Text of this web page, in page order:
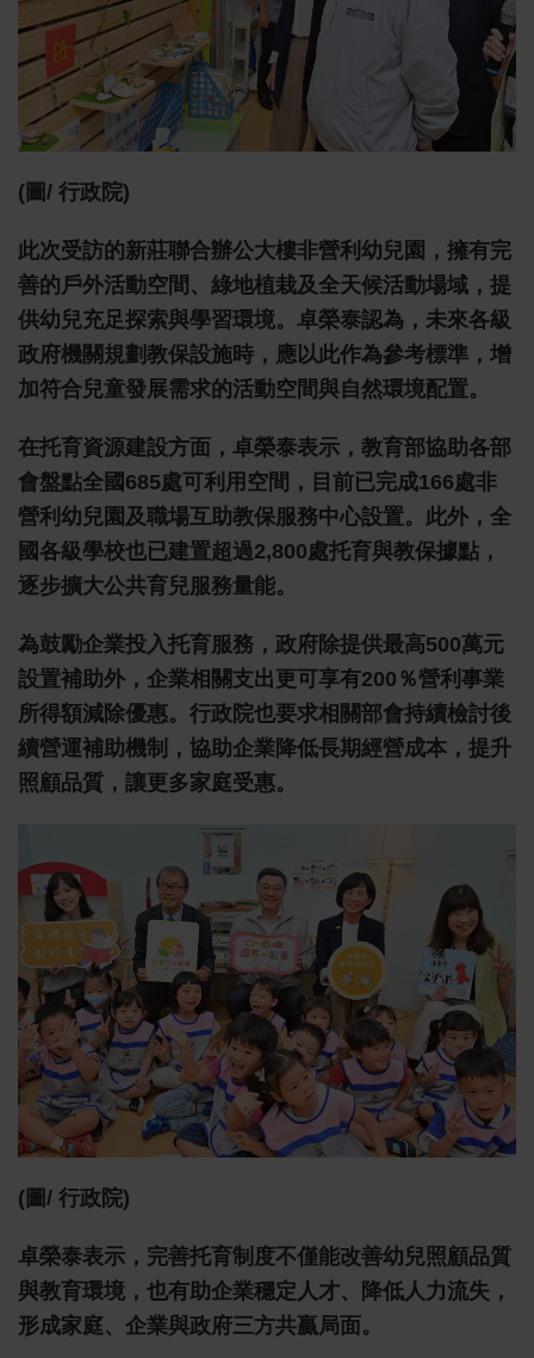
(圖/ 行政院)
此次受訪的新莊聯合辦公大樓非營利幼兒園，擁有完
善的戶外活動空間、綠地植栽及全天候活動場域，提
供幼兒充足探索與學習環境。卓榮泰認為，未來各級
政府機關規劃教保設施時，應以此作為參考標準，增
加符合兒童發展需求的活動空間與自然環境配置。
在托育資源建設方面，卓榮泰表示，教育部協助各部
會盤點全國685處可利用空間，目前已完成166處非
營利幼兒園及職場互助教保服務中心設置。此外，全
國各級學校也已建置超過2,800處托育與教保據點，
逐步擴大公共育兒服務量能。
為鼓勵企業投入托育服務，政府除提供最高500萬元
設置補助外，企業相關支出更可享有200％營利事業
所得額減除優惠。行政院也要求相關部會持續檢討後
續營運補助機制，協助企業降低長期經營成本，提升
照顧品質，讓更多家庭受惠。
(圖/ 行政院)
卓榮泰表示，完善托育制度不僅能改善幼兒照顧品質
與教育環境，也有助企業穩定人才、降低人力流失，
形成家庭、企業與政府三方共贏局面。